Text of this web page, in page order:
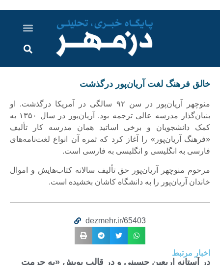
خالق فرهنگ لغت آریان‌پور درگذشت
منوچهر آریان‌پور در سن ۹۲ سالگی در آمریکا درگذشت. او
بنیان‌گذار مدرسه عالی ترجمه بود. آریان‌پور در سال ۱۳۵۰ به
کمک دانشجویان و برخی اساتید همان مدرسه کار تألیف
«فرهنگ آریان‌پور» را آغاز کرد که ثمره آن انواع لغت‌نامه‌های
فارسی به انگلیسی و انگلیسی به فارسی است.
مرحوم منوچهر آریان‌پور حق تألیف سالانه کتاب‌هایش و اموال
خاندان آریان‌پور را به دانشگاه کاشان بخشیده است.
dezmehr.ir/65403
اخبار مرتبط
در آستانه اربعین حسینی و در قالب پویش «به حرمت